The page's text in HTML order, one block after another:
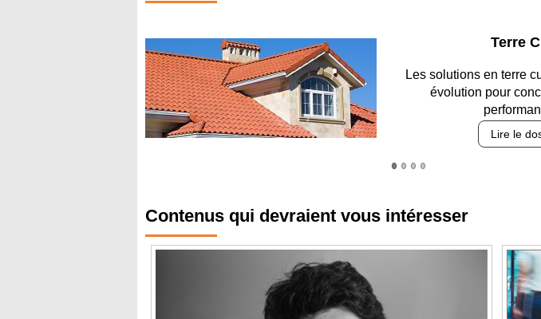
Parking et
Entre circulation,
des revêtements
Lire le